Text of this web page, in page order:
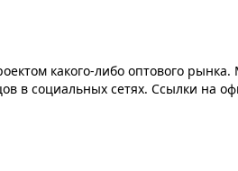
какого-либо оптового
в социальных сетях. Ссылки на